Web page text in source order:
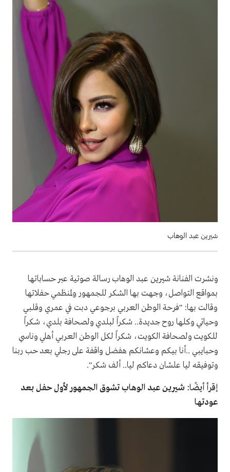
شيرين عبد الوهاب
ونشرت الفنانة شيرين عبد الوهاب رسالة صوتية عبر حساباتها
بمواقع التواصل، وجهت بها الشكر للجمهور ولمنظمي حفلاتها
وقالت بها: "فرحة الوطن العربي برجوعي دبت في عمري وقلبي
وحياتي وكلها روح جديدة.. شكراً لبلدي ولصحافة بلدي، شكراً
للكويت ولصحافة الكويت، شكراً لكل الوطن العربي أهلي وناسي
وحبايبي ..أنا بيكم وعشانكم هفضل واقفة على رجلي بعد حب ربنا
وتوفيقه ليا علشان دعاكم ليا.. ألف شكر".
إقرأ أيضًا: شيرين عبد الوهاب تشوق الجمهور لأول حفل بعد
عودتها